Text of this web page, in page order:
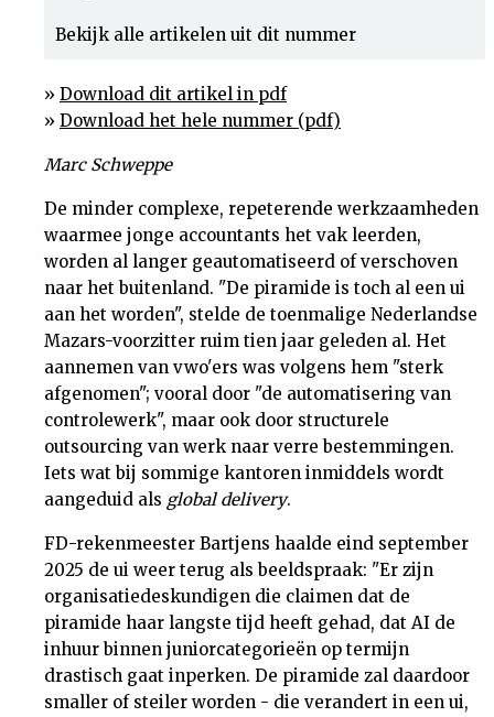
Magazine
Podcast
Dossiers
Nieuwsbrief
Contact
Bekijk alle artikelen uit dit nummer
» Download dit artikel in pdf
» Download het hele nummer (pdf)
Marc Schweppe
De minder complexe, repeterende werkzaamheden
waarmee jonge accountants het vak leerden,
worden al langer geautomatiseerd of verschoven
naar het buitenland. "De piramide is toch al een ui
aan het worden", stelde de toenmalige Nederlandse
Mazars-voorzitter ruim tien jaar geleden al. Het
aannemen van vwo'ers was volgens hem "sterk
afgenomen"; vooral door "de automatisering van
controlewerk", maar ook door structurele
outsourcing van werk naar verre bestemmingen.
Iets wat bij sommige kantoren inmiddels wordt
aangeduid als global delivery.
FD-rekenmeester Bartjens haalde eind september
2025 de ui weer terug als beeldspraak: "Er zijn
organisatiedeskundigen die claimen dat de
piramide haar langste tijd heeft gehad, dat AI de
inhuur binnen juniorcategorieën op termijn
drastisch gaat inperken. De piramide zal daardoor
smaller of steiler worden - die verandert in een ui,